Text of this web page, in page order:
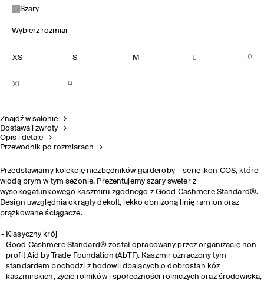
Szary
Wybierz rozmiar
XS S M L
XL
Znajdź w salonie
Dostawa i zwroty
Opis i detale
Przewodnik po rozmiarach
Przedstawiamy kolekcję niezbędników garderoby – serię ikon COS, które
wiodą prym w tym sezonie. Prezentujemy szary sweter z
wysokogatunkowego kaszmiru zgodnego z Good Cashmere Standard®.
Design uwzględnia okrągły dekolt, lekko obniżoną linię ramion oraz
prążkowane ściągacze.
Klasyczny krój
Good Cashmere Standard® został opracowany przez organizację non
profit Aid by Trade Foundation (AbTF). Kaszmir oznaczony tym
standardem pochodzi z hodowli dbających o dobrostan kóz
kaszmirskich, życie rolników i społeczności rolniczych oraz środowiska,